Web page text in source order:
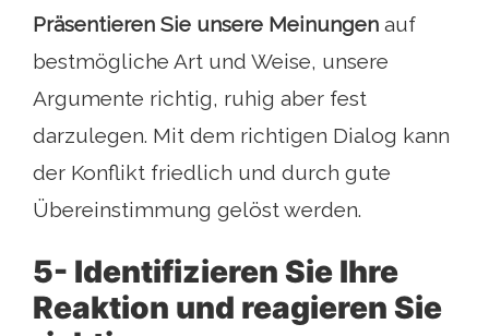
Präsentieren Sie unsere Meinungen auf
bestmögliche Art und Weise, unsere
Argumente richtig, ruhig aber fest
darzulegen. Mit dem richtigen Dialog kann
der Konflikt friedlich und durch gute
Übereinstimmung gelöst werden.
5- Identifizieren Sie Ihre
Reaktion und reagieren Sie